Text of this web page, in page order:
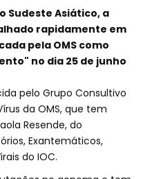
Sudeste Asiático, a
rapidamente em
pela OMS como
no dia 25 de junho
pelo Grupo Consultivo
da OMS, que tem
Resende, do
Exantemáticos,
do IOC.